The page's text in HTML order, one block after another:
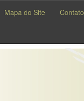
Mapa do Site Contato